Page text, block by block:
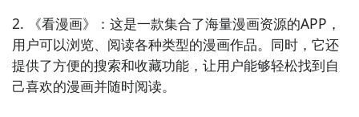
2. 《看漫画》：这是一款集合了海量漫画资源的APP，
用户可以浏览、阅读各种类型的漫画作品。同时，它还
提供了方便的搜索和收藏功能，让用户能够轻松找到自
己喜欢的漫画并随时阅读。